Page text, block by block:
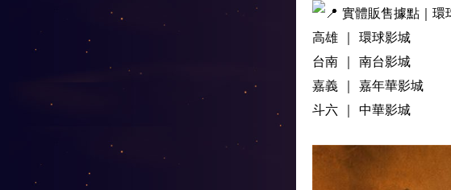
實體販售據點｜環
高雄 ｜ 環球影城
台南 ｜ 南台影城
嘉義 ｜ 嘉年華影城
斗六 ｜ 中華影城